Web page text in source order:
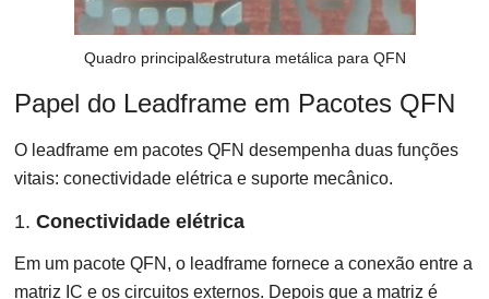
Quadro principal&estrutura metálica para QFN
Papel do Leadframe em Pacotes QFN
O leadframe em pacotes QFN desempenha duas funções
vitais: conectividade elétrica e suporte mecânico.
1.Conectividade elétrica
Em um pacote QFN, o leadframe fornece a conexão entre a
matriz IC e os circuitos externos. Depois que a matriz é